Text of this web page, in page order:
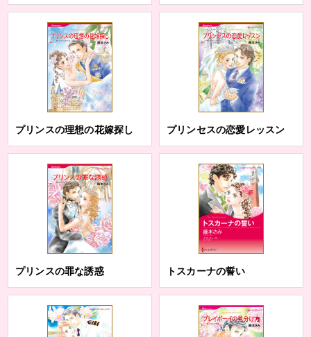
プリンスの理想の花嫁探し プリンセスの恋愛レッスン
プリンスの罪な誘惑 トスカーナの誓い